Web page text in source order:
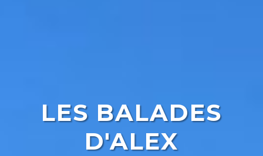
LES BALADES
D'ALEX